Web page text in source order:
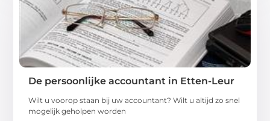
De persoonlijke accountant in Etten-Leur
Wilt u voorop staan bij uw accountant? Wilt u altijd zo snel
mogelijk geholpen worden